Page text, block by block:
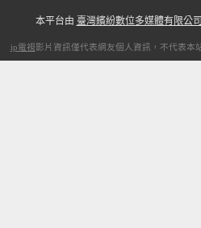
本平台由 臺灣繽紛數位多媒體有限公
ip電視影片資訊僅代表網友個人資訊，不代表本